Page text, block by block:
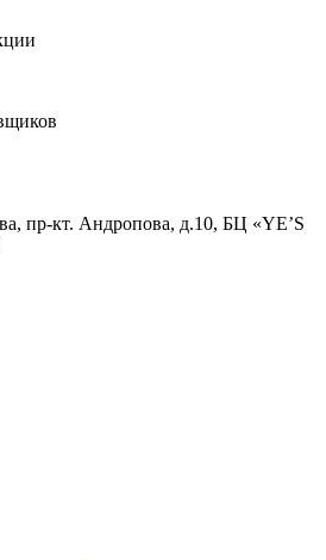
пр-кт. Андропова, д.10, БЦ «YE’S